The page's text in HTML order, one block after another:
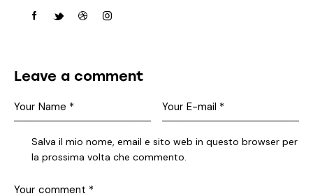
Leave a comment
Salva il mio nome, email e sito web in questo browser per
la prossima volta che commento.